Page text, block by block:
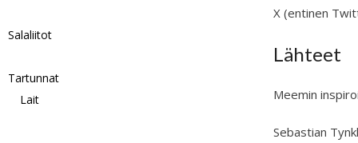
X (entinen
Lähteet
Meemin
Sebastian
Salaliitot
Tartunnat
Lait